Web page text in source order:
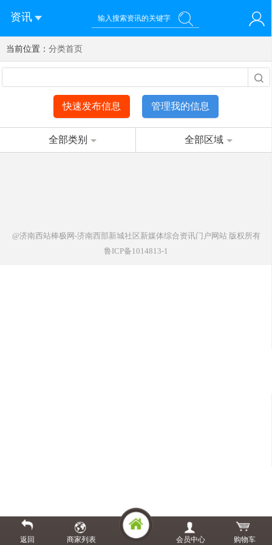
资讯
您好！欢迎来到济南西站棒极网-济南西部新城社区新媒体综
合资讯门户网站
登录 注册 微信快速登录
当前位置： 分类首页
快速发布信息 管理我的信息
全部类别 全部区域
@济南西站棒极网-济南西部新城社区新媒体综合资讯门户网站版权所有
鲁ICP备1014813-1
返回 商家列表 会员中心 购物车